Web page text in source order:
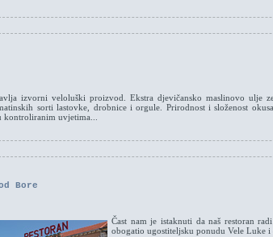
izvorni veloluški proizvod. Ekstra djevičansko maslinovo ulje
sorti lastovke, drobnice i orgule. Prirodnost i složenost
kontroliranim uvjetima...
Bore
Čast nam je istaknuti da naš restoran
obogatio ugostiteljsku ponudu Vele Luke